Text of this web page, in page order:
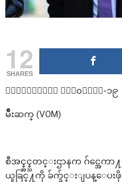
12
SHARES
၀ါရွင္တန္၊ နို၀င္ဘာ-၁၉
မ်ိဳးဆက္ (VOM)
စီအင္န္အင္န္သတင္းဌာနက ဂ်င္
ယူခြင္႔ကို ခ်က္ခ်င္းျပန္ေပး